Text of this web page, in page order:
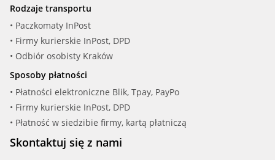
Rodzaje transportu
• Paczkomaty InPost
• Firmy kurierskie InPost, DPD
• Odbiór osobisty Kraków
Sposoby płatności
• Płatności elektroniczne Blik, Tpay, PayPo
• Firmy kurierskie InPost, DPD
• Płatność w siedzibie firmy, kartą płatniczą
Skontaktuj się z nami